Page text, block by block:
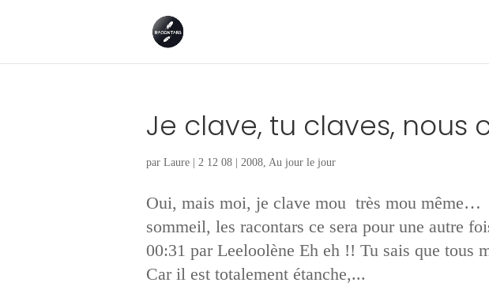
Je clave, tu claves, nous
par Laure| 2 12 08| 2008, Au jour le jour
Oui, mais moi, je clave mou très mou même…
sommeil, les racontars ce sera pour une autre
00:31 par Leeloolène Eh eh !! Tu sais que tous
Car il est totalement étanche,...